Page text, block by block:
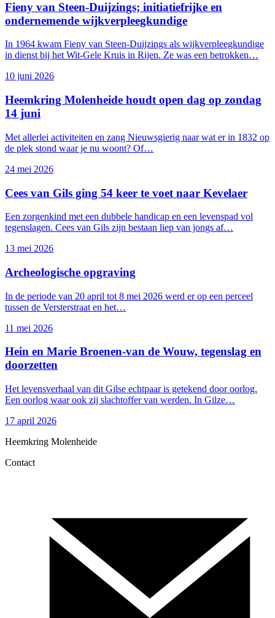
Fieny van Steen-Duijzings; initiatiefrijke en
ondernemende wijkverpleegkundige
In 1964 kwam Fieny van Steen-Duijzings als wijkverpleegkundige
in dienst bij het Wit-Gele Kruis in Rijen. Ze was een betrokken…
10 juni 2026
Heemkring Molenheide houdt open dag op zondag
14 juni
Met allerlei activiteiten en zang Nieuwsgierig naar wat er in 1832 op
de plek stond waar je nu woont? Of…
24 mei 2026
Cees van Gils ging 54 keer te voet naar Kevelaer
Een zorgenkind met een dubbele handicap en een levenspad vol
tegenslagen. Cees van Gils zijn bestaan liep van jongs af…
13 mei 2026
Archeologische opgraving
In de periode van 20 april tot 8 mei 2026 werd er op een perceel
tussen de Versterstraat en het…
11 mei 2026
Hein en Marie Broenen-van de Wouw, tegenslag en
doorzetten
Het levensverhaal van dit Gilse echtpaar is getekend door oorlog.
Een oorlog waar ook zij slachtoffer van werden. In Gilze…
17 april 2026
Heemkring Molenheide
Contact